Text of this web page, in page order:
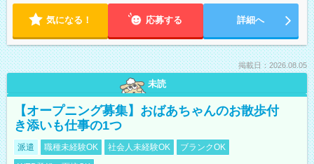
気になる！ 応募する 詳細へ
掲載日：2026.08.05
未読
【オープニング募集】おばあちゃんのお散歩付
き添いも仕事の1つ
派遣 職種未経験OK 社会人未経験OK
ブランクOK